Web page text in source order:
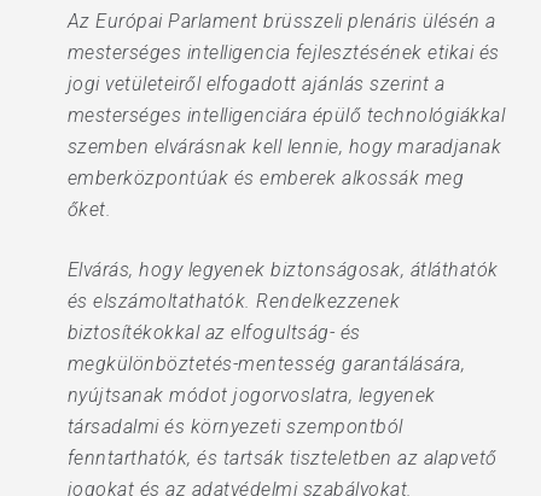
Az Európai Parlament brüsszeli plenáris ülésén a
mesterséges intelligencia fejlesztésének etikai és
jogi vetületeiről elfogadott ajánlás szerint a
mesterséges intelligenciára épülő technológiákkal
szemben elvárásnak kell lennie, hogy maradjanak
emberközpontúak és emberek alkossák meg
őket.
Elvárás, hogy legyenek biztonságosak, átláthatók
és elszámoltathatók. Rendelkezzenek
biztosítékokkal az elfogultság- és
megkülönböztetés-mentesség garantálására,
nyújtsanak módot jogorvoslatra, legyenek
társadalmi és környezeti szempontból
fenntarthatók, és tartsák tiszteletben az alapvető
jogokat és az adatvédelmi szabályokat.